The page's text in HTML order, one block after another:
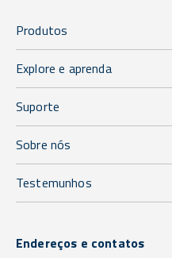
Produtos
Explore e aprenda
Suporte
Sobre nós
Testemunhos
Endereços e contatos